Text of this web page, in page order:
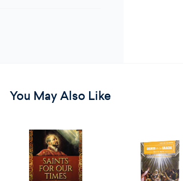
You May Also Like